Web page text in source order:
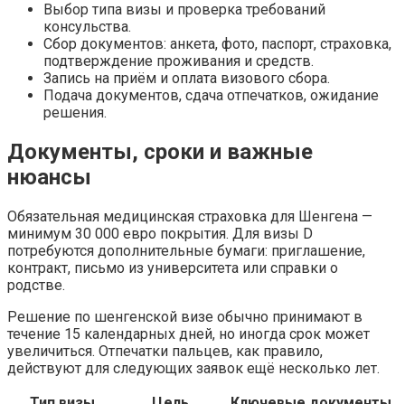
Выбор типа визы и проверка требований
консульства.
Сбор документов: анкета, фото, паспорт, страховка,
подтверждение проживания и средств.
Запись на приём и оплата визового сбора.
Подача документов, сдача отпечатков, ожидание
решения.
Документы, сроки и важные
нюансы
Обязательная медицинская страховка для Шенгена —
минимум 30 000 евро покрытия. Для визы D
потребуются дополнительные бумаги: приглашение,
контракт, письмо из университета или справки о
родстве.
Решение по шенгенской визе обычно принимают в
течение 15 календарных дней, но иногда срок может
увеличиться. Отпечатки пальцев, как правило,
действуют для следующих заявок ещё несколько лет.